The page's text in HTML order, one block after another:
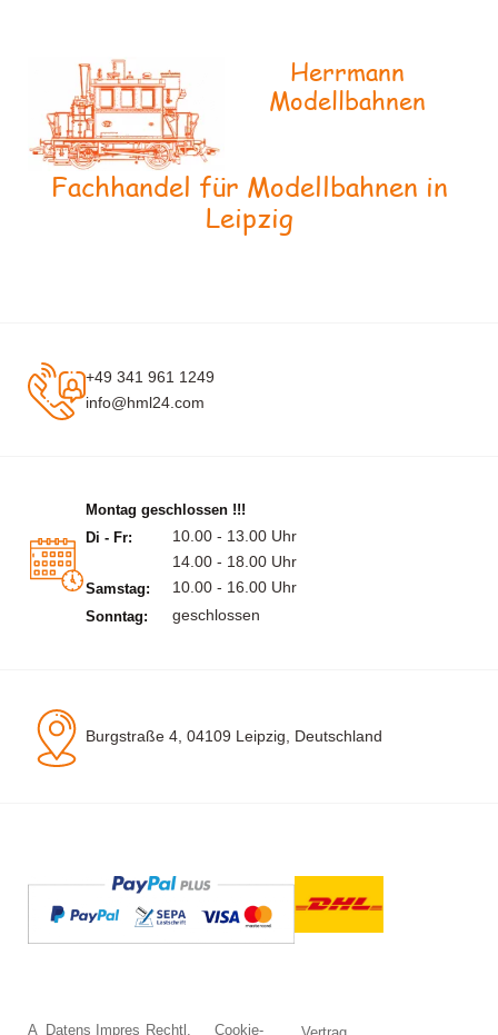
Herrmann
Modellbahnen
Fachhandel für Modellbahnen in
Leipzig
+49 341 961 1249
info@hml24.com
Montag geschlossen !!!
Di - Fr:
10.00 - 13.00 Uhr
14.00 - 18.00 Uhr
Samstag: 10.00 - 16.00 Uhr
Sonntag: geschlossen
Burgstraße 4, 04109 Leipzig, Deutschland
A Datens Impres Rechtl. Cookie-